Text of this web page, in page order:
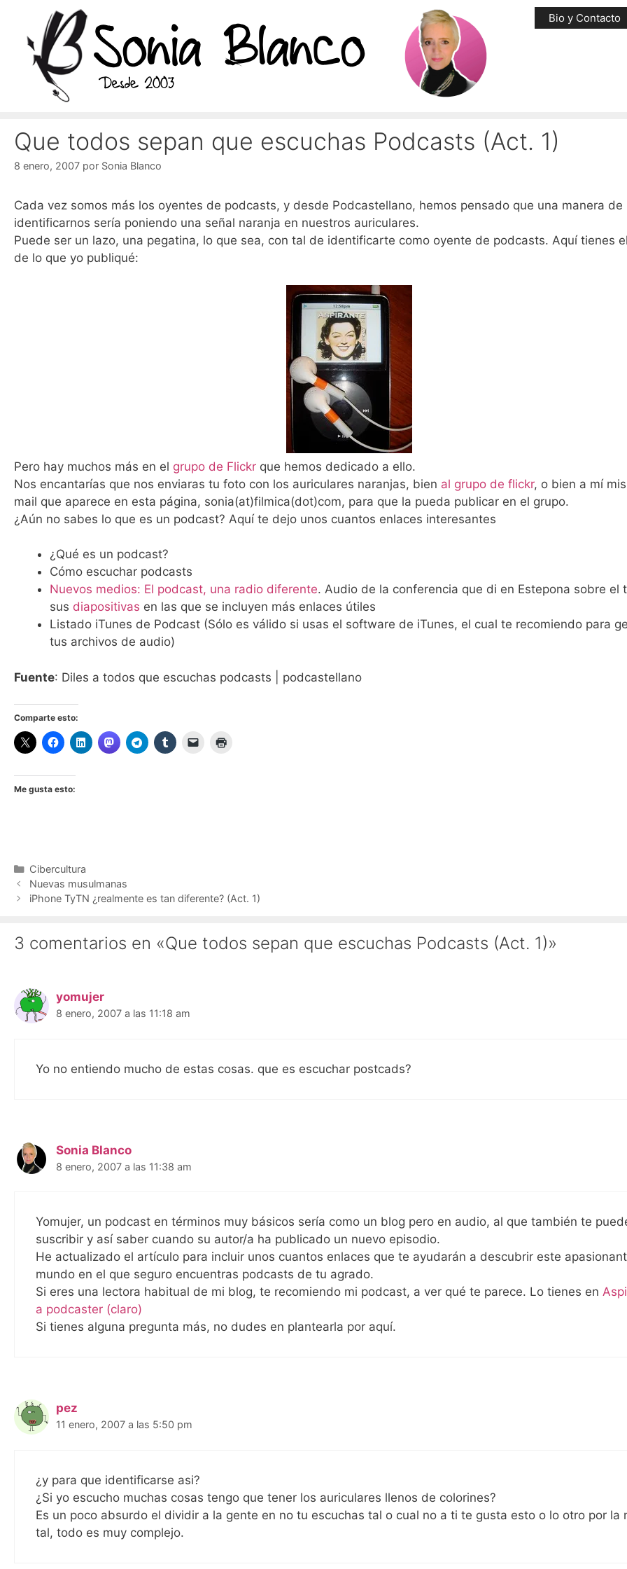
contenido
Bio y Contacto
Que todos sepan que escuchas Podcasts (Act. 1)
8 enero, 2007 por Sonia Blanco
Cada vez somos más los oyentes de podcasts, y desde Podcastellano, hemos pensado que una manera de
identificarnos sería poniendo una señal naranja en nuestros auriculares.
Puede ser un lazo, una pegatina, lo que sea, con tal de identificarte como oyente de podcasts. Aquí tienes
de lo que yo publiqué:
Pero hay muchos más en el grupo de Flickr que hemos dedicado a ello.
Nos encantarías que nos enviaras tu foto con los auriculares naranjas, bien al grupo de flickr, o bien a mí
mail que aparece en esta página, sonia(at)filmica(dot)com, para que la pueda publicar en el grupo.
¿Aún no sabes lo que es un podcast? Aquí te dejo unos cuantos enlaces interesantes
¿Qué es un podcast?
Cómo escuchar podcasts
Nuevos medios: El podcast, una radio diferente. Audio de la conferencia que di en Estepona sobre el
sus diapositivas en las que se incluyen más enlaces útiles
Listado iTunes de Podcast (Sólo es válido si usas el software de iTunes, el cual te recomiendo para
tus archivos de audio)
Fuente: Diles a todos que escuchas podcasts | podcastellano
Comparte esto:
Me gusta esto:
Categorías
Cibercultura
Nuevas musulmanas
iPhone TyTN ¿realmente es tan diferente? (Act. 1)
3 comentarios en «Que todos sepan que escuchas Podcasts (Act. 1)»
yomujer
8 enero, 2007 a las 11:18 am
Yo no entiendo mucho de estas cosas. que es escuchar postcads?
Sonia Blanco
8 enero, 2007 a las 11:38 am
Yomujer, un podcast en términos muy básicos sería como un blog pero en audio, al que también te
suscribir y así saber cuando su autor/a ha publicado un nuevo episodio.
He actualizado el artículo para incluir unos cuantos enlaces que te ayudarán a descubrir este
mundo en el que seguro encuentras podcasts de tu agrado.
Si eres una lectora habitual de mi blog, te recomiendo mi podcast, a ver qué te parece. Lo tienes en
a podcaster (claro)
Si tienes alguna pregunta más, no dudes en plantearla por aquí.
pez
11 enero, 2007 a las 5:50 pm
¿y para que identificarse asi?
¿Si yo escucho muchas cosas tengo que tener los auriculares llenos de colorines?
Es un poco absurdo el dividir a la gente en no tu escuchas tal o cual no a ti te gusta esto o lo otro por la
tal, todo es muy complejo.